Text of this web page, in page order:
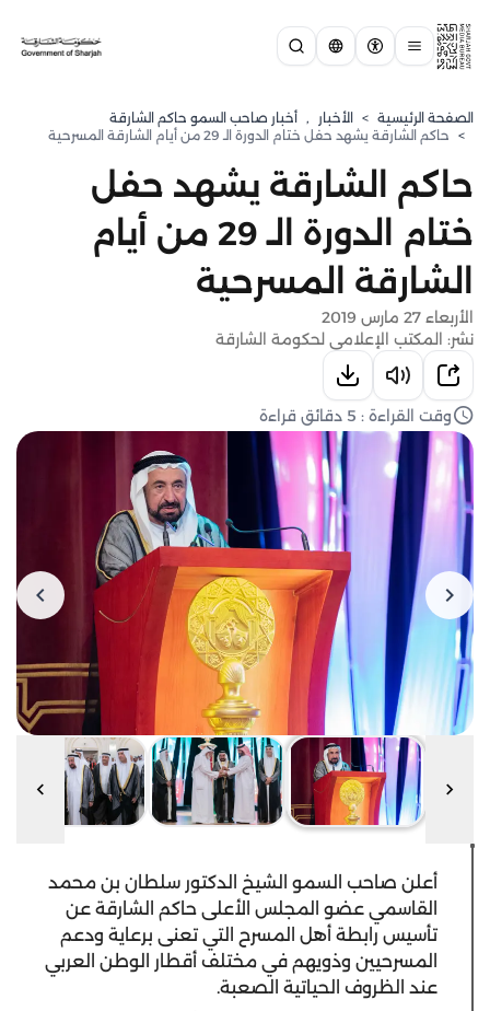
الصفحة الرئيسية > الأخبار , أخبار صاحب السمو حاكم الشارقة
> حاكم الشارقة يشهد حفل ختام الدورة الـ 29 من أيام الشارقة المسرحية
حاكم الشارقة يشهد حفل
ختام الدورة الـ 29 من أيام
الشارقة المسرحية
الأربعاء 27 مارس 2019
نشر: المكتب الإعلامي لحكومة الشارقة
وقت القراءة : 5 دقائق قراءة
أعلن صاحب السمو الشيخ الدكتور سلطان بن محمد
القاسمي عضو المجلس الأعلى حاكم الشارقة عن
تأسيس رابطة أهل المسرح التي تعنى برعاية ودعم
المسرحيين وذويهم في مختلف أقطار الوطن العربي
عند الظروف الحياتية الصعبة.